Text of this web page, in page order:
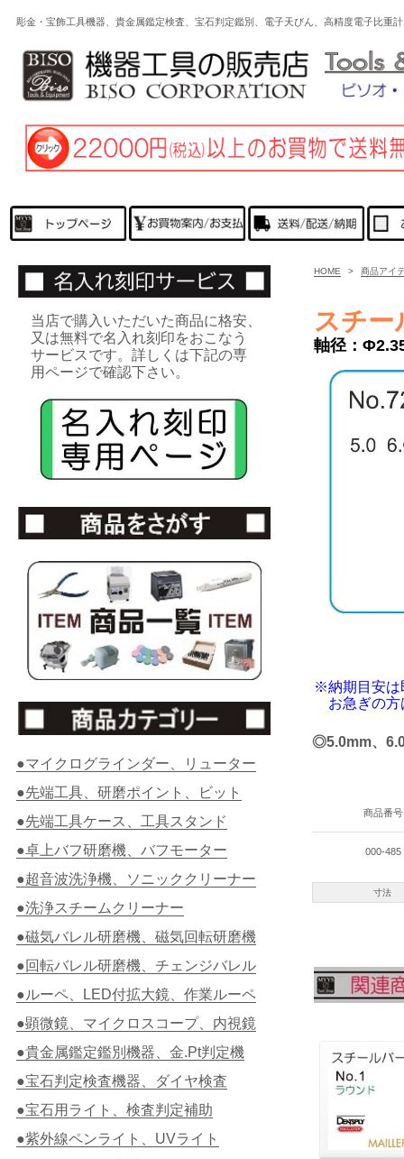
彫金・宝飾工具機器、貴金属鑑定検査、宝石判定鑑別、電子天びん、高精度電子比
HOME > 商品アイ
スチー
軸径：
※納期目安は
お急ぎの方
◎5.0mm、
商品番号
000-485
寸法
当店で購入いただいた商品に格安、
又は無料で名入れ刻印をおこなう
サービスです。詳しくは下記の専
用ページで確認下さい。
●マイクログラインダー、リューター
●先端工具、研磨ポイント、ビット
●先端工具ケース、工具スタンド
●卓上バフ研磨機、バフモーター
●超音波洗浄機、ソニッククリーナー
●洗浄スチームクリーナー
●磁気バレル研磨機、磁気回転研磨機
●回転バレル研磨機、チェンジバレル
●ルーペ、LED付拡大鏡、作業ルーペ
●顕微鏡、マイクロスコープ、内視鏡
●貴金属鑑定鑑別機器、金.Pt判定機
●宝石判定検査機器、ダイヤ検査
●宝石用ライト、検査判定補助
●紫外線ペンライト、UVライト